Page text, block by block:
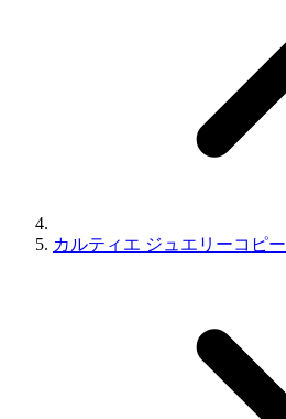
カルティエ ジュエリーコピー